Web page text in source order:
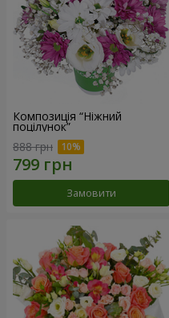
Композиція “Ніжний
поцілунок”
888 грн
Замовити